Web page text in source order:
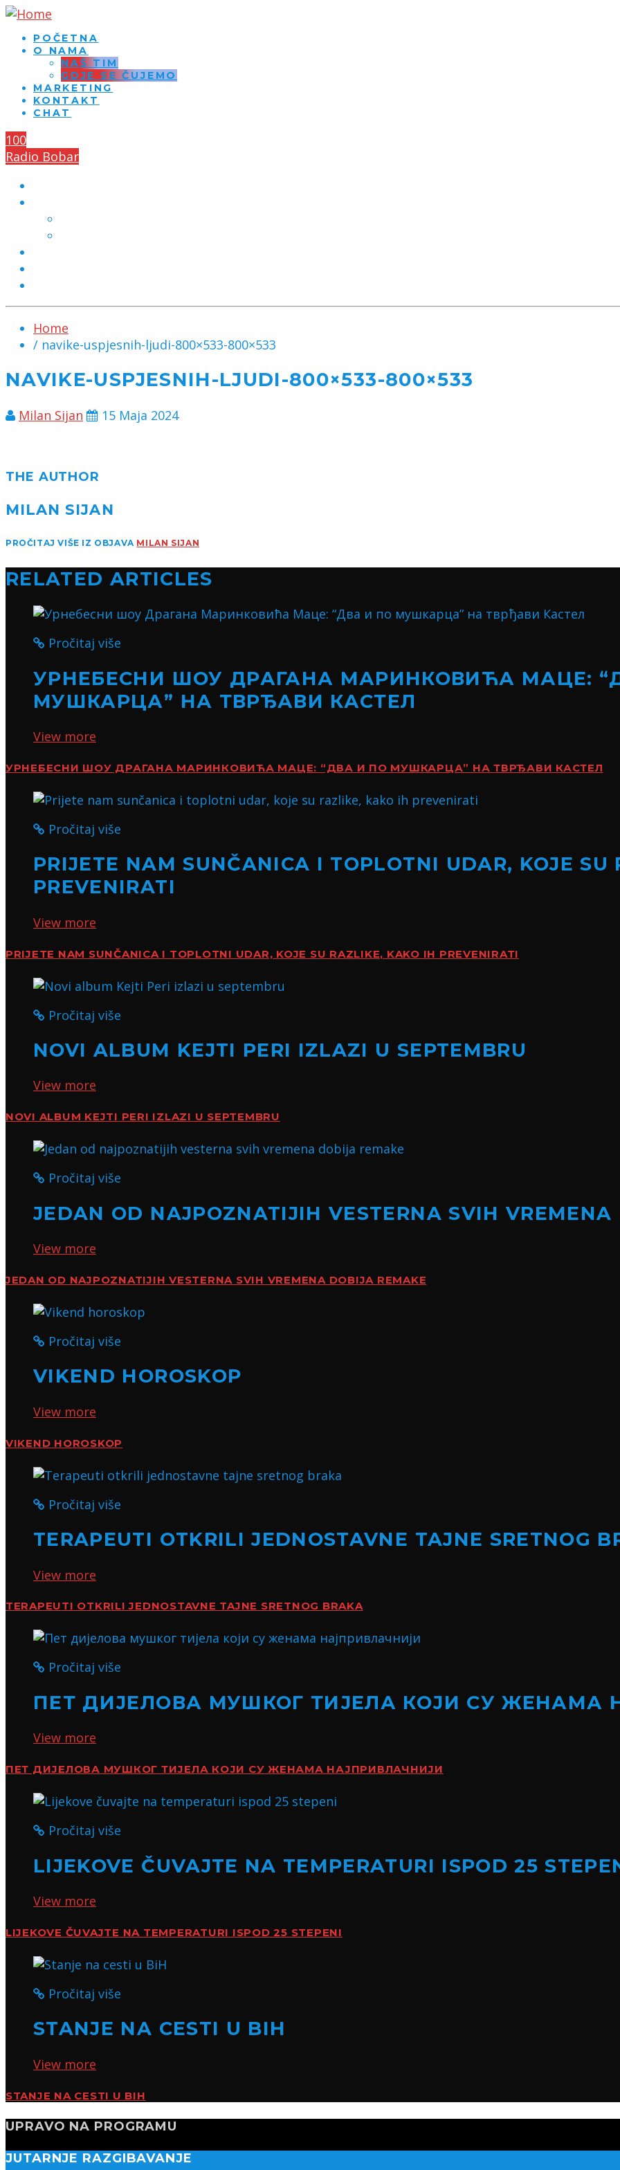
POČETNA
O NAMA
NAŠ TIM
GDJE SE ČUJEMO
MARKETING
KONTAKT
CHAT
100
Radio Bobar
Home
/ navike-uspjesnih-ljudi-800×533-800×533
NAVIKE-USPJESNIH-LJUDI-800×533-800×533
Milan Sijan 15 Maja 2024
THE AUTHOR
MILAN SIJAN
PROČITAJ VIŠE IZ OBJAVA MILAN SIJAN
RELATED ARTICLES
Pročitaj više
УРНЕБЕСНИ ШОУ ДРАГАНА МАРИНКОВИЋА МАЦЕ:
МУШКАРЦА” НА ТВРЂАВИ КАСТЕЛ
View more
УРНЕБЕСНИ ШОУ ДРАГАНА МАРИНКОВИЋА МАЦЕ: “ДВА И ПО МУШКАРЦА” НА ТВРЂАВИ КАСТЕЛ
Pročitaj više
PRIJETE NAM SUNČANICA I TOPLOTNI UDAR, KOJE
PREVENIRATI
View more
PRIJETE NAM SUNČANICA I TOPLOTNI UDAR, KOJE SU RAZLIKE, KAKO IH PREVENIRATI
Pročitaj više
NOVI ALBUM KEJTI PERI IZLAZI U SEPTEMBRU
View more
NOVI ALBUM KEJTI PERI IZLAZI U SEPTEMBRU
Pročitaj više
JEDAN OD NAJPOZNATIJIH VESTERNA SVIH
View more
JEDAN OD NAJPOZNATIJIH VESTERNA SVIH VREMENA DOBIJA REMAKE
Pročitaj više
VIKEND HOROSKOP
View more
VIKEND HOROSKOP
Pročitaj više
TERAPEUTI OTKRILI JEDNOSTAVNE TAJNE SRETNOG
View more
TERAPEUTI OTKRILI JEDNOSTAVNE TAJNE SRETNOG BRAKA
Pročitaj više
ПЕТ ДИЈЕЛОВА МУШКОГ ТИЈЕЛА КОЈИ СУ ЖЕНАМА
View more
ПЕТ ДИЈЕЛОВА МУШКОГ ТИЈЕЛА КОЈИ СУ ЖЕНАМА НАЈПРИВЛАЧНИЈИ
Pročitaj više
LIJEKOVE ČUVAJTE NA TEMPERATURI ISPOD 25
View more
LIJEKOVE ČUVAJTE NA TEMPERATURI ISPOD 25 STEPENI
Pročitaj više
STANJE NA CESTI U BIH
View more
STANJE NA CESTI U BIH
UPRAVO NA PROGRAMU
JUTARNJE RAZGIBAVANJE